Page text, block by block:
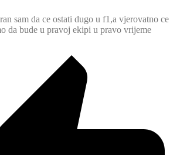
sam da ce ostati dugo u f1,a vjerovatno ce
da bude u pravoj ekipi u pravo vrijeme